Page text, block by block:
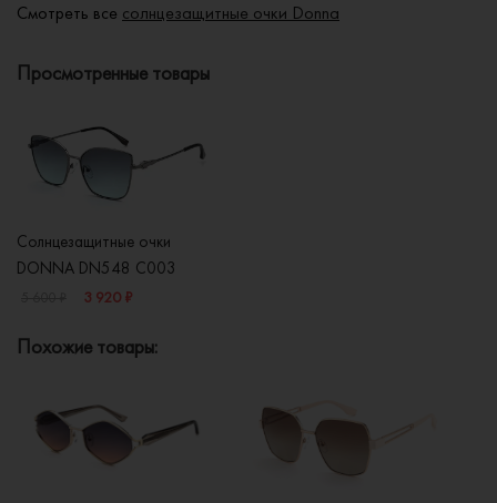
Смотреть все солнцезащитные очки Donna
Просмотренные товары
Солнцезащитные очки
DONNA DN548 C003
3 920 ₽
Похожие товары: